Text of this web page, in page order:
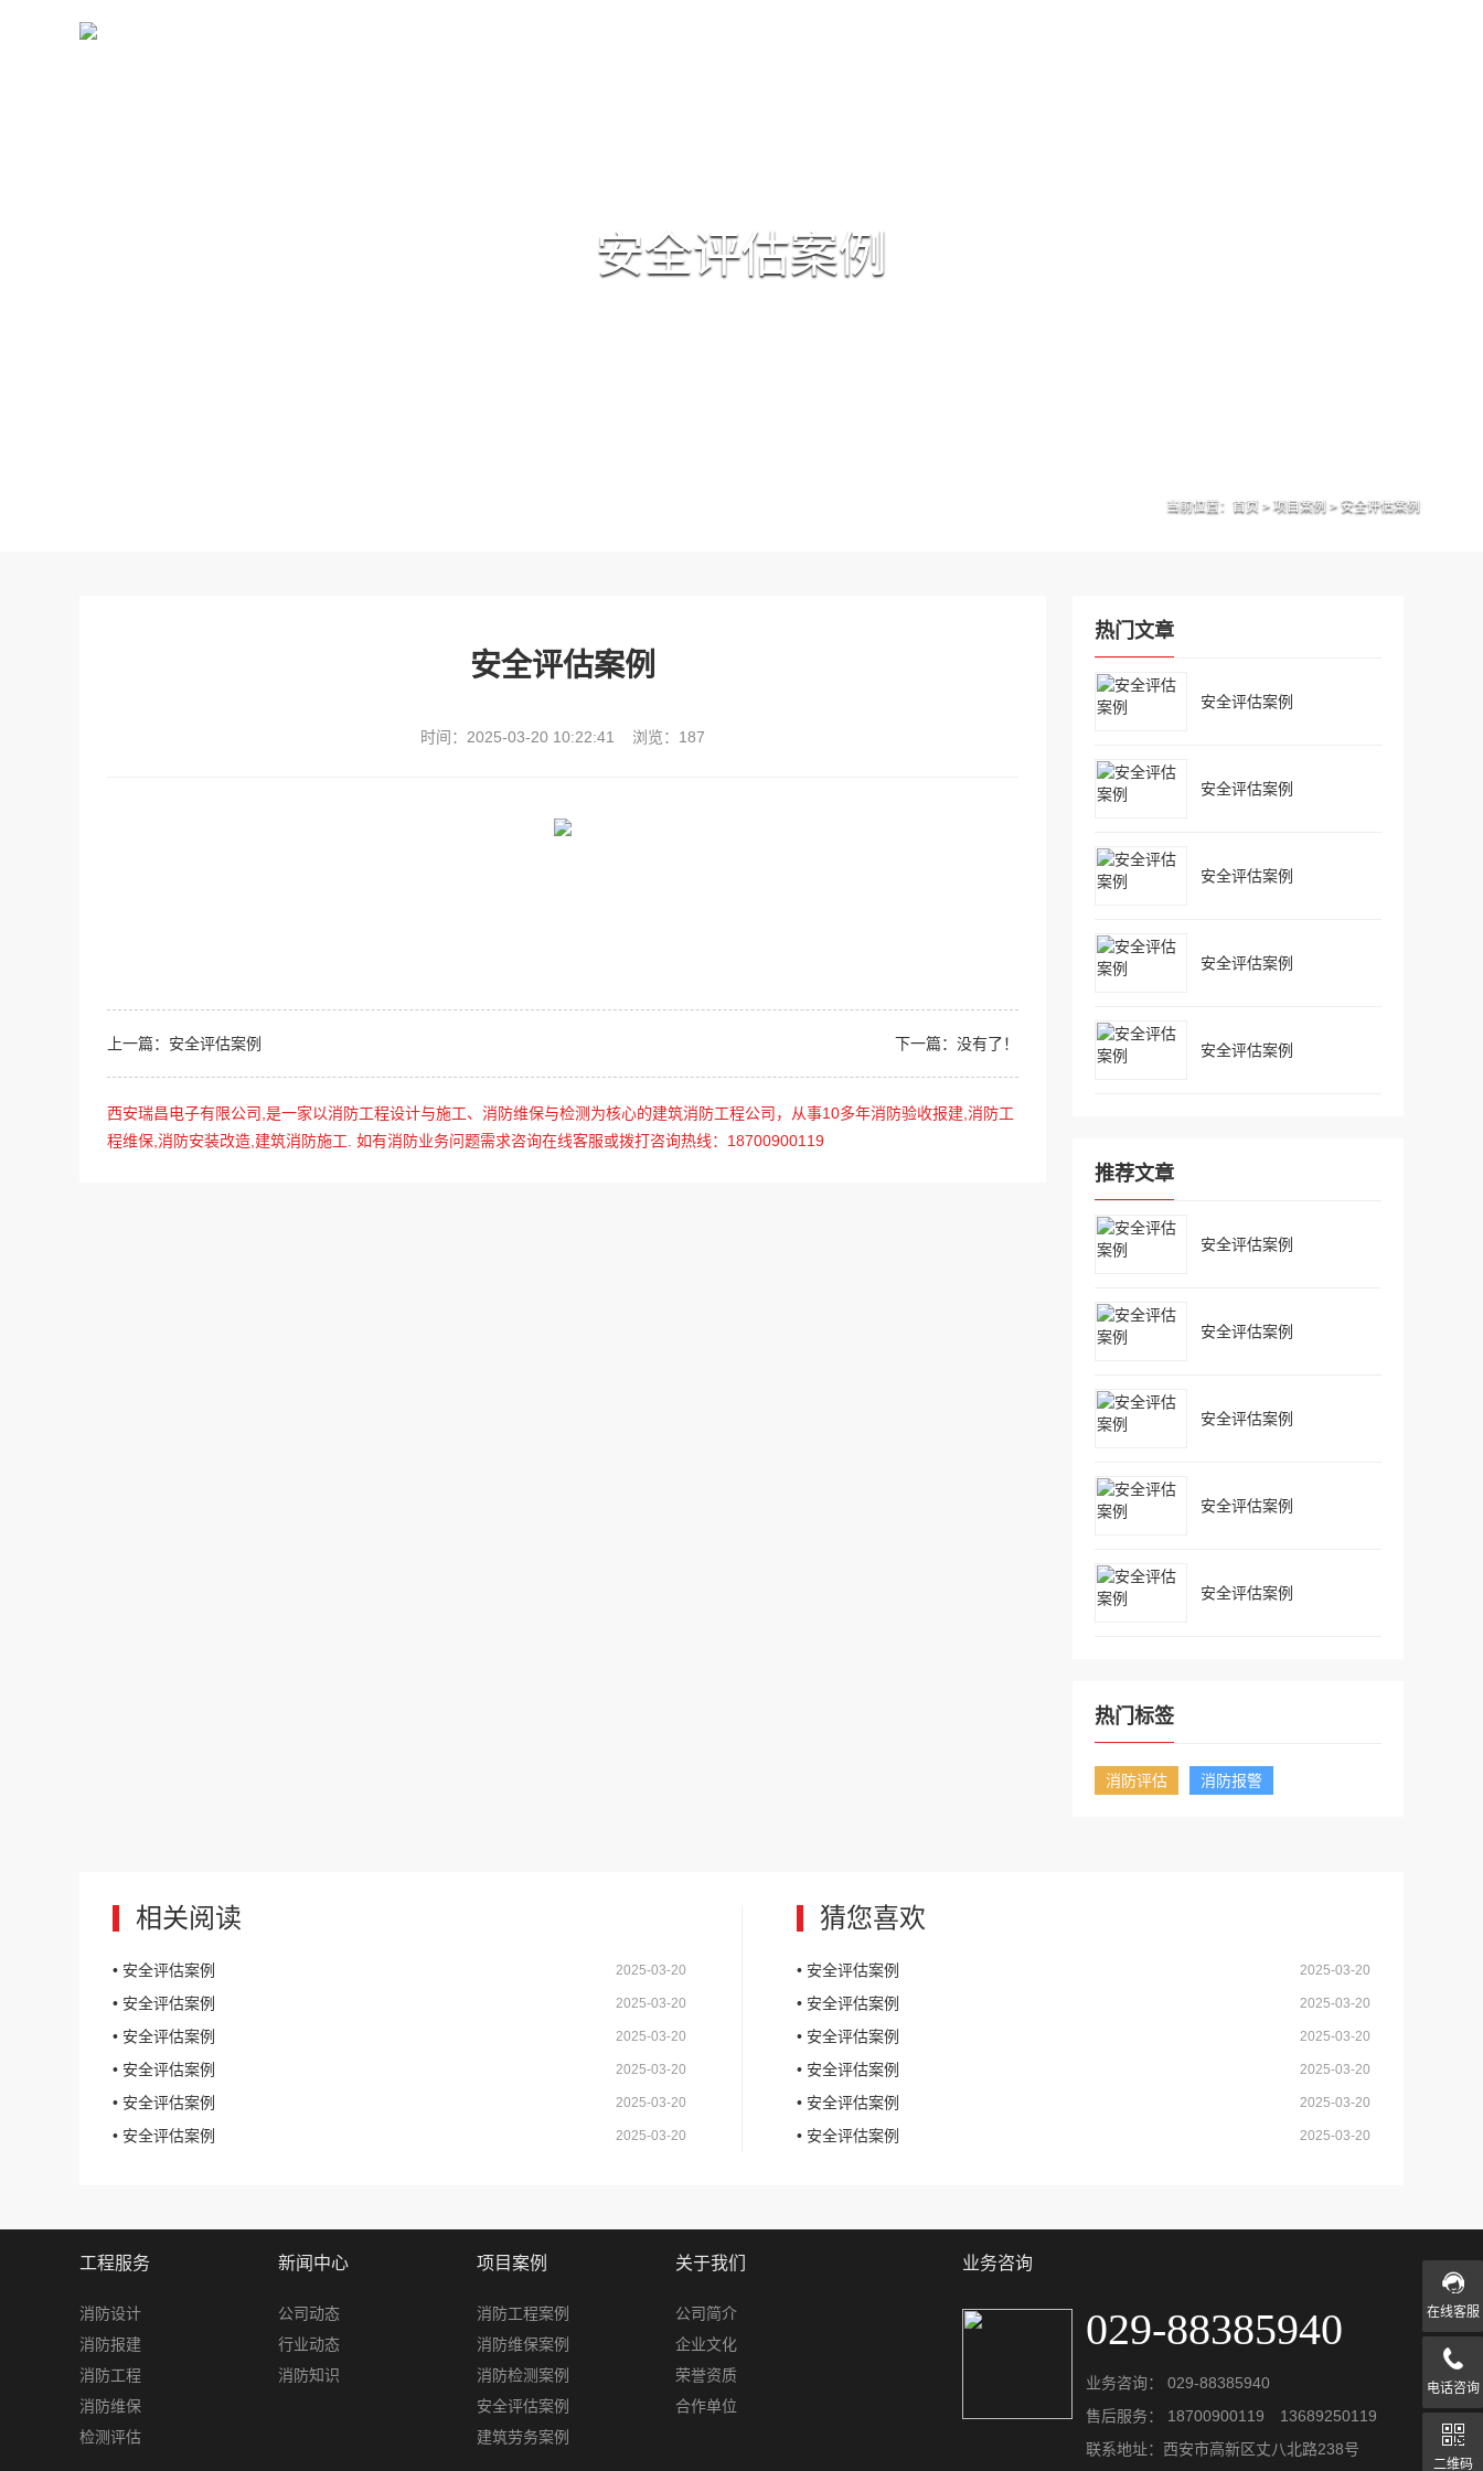
安全评估案例
当前位置： 首页 > 项目案例 > 安全评估案例
热门文章
安全评估案例
安全评估案例
安全评估案例
安全评估案例
安全评估案例
推荐文章
安全评估案例
安全评估案例
安全评估案例
安全评估案例
安全评估案例
热门标签
消防评估 消防报警
安全评估案例
时间：2025-03-20 10:22:41 浏览：187
上一篇：安全评估案例 下一篇：没有了！
西安瑞昌电子有限公司,是一家以消防工程设计与施工、消防维保与检测为核心的建筑消防工程公司，从事10多年消防验收报建,消防工
程维保,消防安装改造,建筑消防施工. 如有消防业务问题需求咨询在线客服或拨打咨询热线：18700900119
相关阅读
2025-03-20
• 安全评估案例
2025-03-20
• 安全评估案例
2025-03-20
• 安全评估案例
2025-03-20
• 安全评估案例
2025-03-20
• 安全评估案例
2025-03-20
• 安全评估案例
猜您喜欢
2025-03-20
• 安全评估案例
2025-03-20
• 安全评估案例
2025-03-20
• 安全评估案例
2025-03-20
• 安全评估案例
2025-03-20
• 安全评估案例
2025-03-20
• 安全评估案例
工程服务
消防设计
消防报建
消防工程
消防维保
检测评估
新闻中心
公司动态
行业动态
消防知识
项目案例
消防工程案例
消防维保案例
消防检测案例
安全评估案例
建筑劳务案例
关于我们
公司简介
企业文化
荣誉资质
合作单位
业务咨询
029-88385940
业务咨询： 029-88385940
售后服务： 18700900119 13689250119
联系地址：西安市高新区丈八北路238号
在线客服
电话咨询
二维码